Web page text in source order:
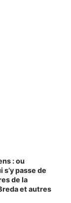
: ou
passe de
de la
et autres